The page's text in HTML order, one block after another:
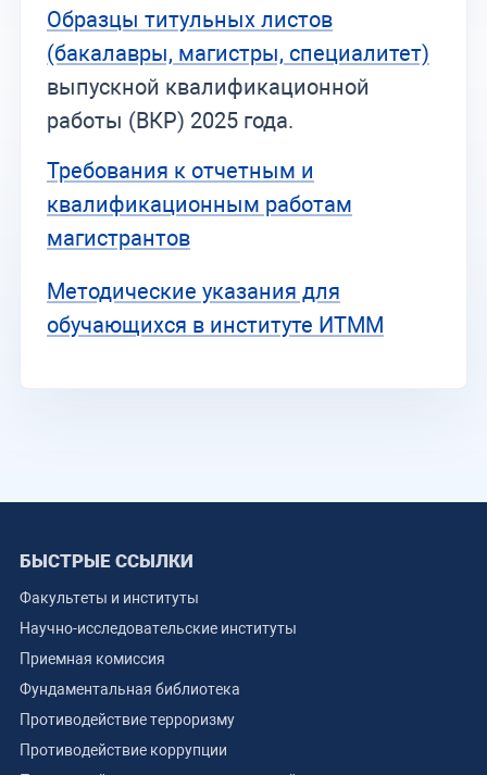
Образцы титульных листов
(бакалавры, магистры, специалитет)
выпускной квалификационной
работы (ВКР) 2025 года.
Требования к отчетным и
квалификационным работам
магистрантов
Методические указания для
обучающихся в институте ИТММ
БЫСТРЫЕ ССЫЛКИ
Факультеты и институты
Научно-исследовательские институты
Приемная комиссия
Фундаментальная библиотека
Противодействие терроризму
Противодействие коррупции